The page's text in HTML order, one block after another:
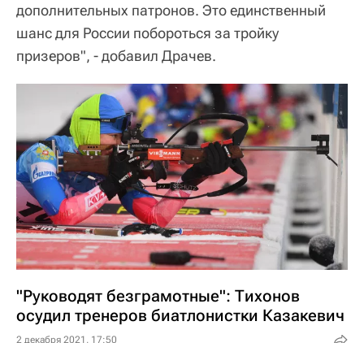
дополнительных патронов. Это единственный
шанс для России побороться за тройку
призеров", - добавил Драчев.
"Руководят безграмотные": Тихонов
осудил тренеров биатлонистки Казакевич
2 декабря 2021, 17:50